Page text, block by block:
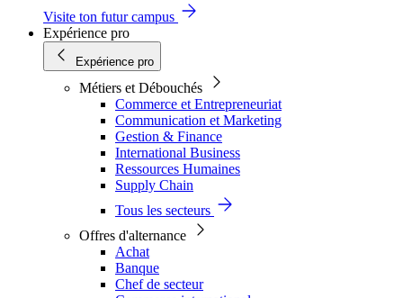
Visite ton futur campus
Expérience pro
Expérience pro
Métiers et Débouchés
Commerce et Entrepreneuriat
Communication et Marketing
Gestion & Finance
International Business
Ressources Humaines
Supply Chain
Tous les secteurs
Offres d'alternance
Achat
Banque
Chef de secteur